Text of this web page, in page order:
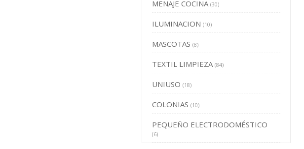
MENAJE COCINA (30)
ILUMINACION (10)
MASCOTAS (8)
TEXTIL LIMPIEZA (84)
UNIUSO (18)
COLONIAS (10)
PEQUEÑO ELECTRODOMÉSTICO
(6)